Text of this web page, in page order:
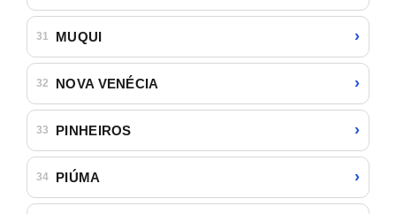
31 MUQUI ›
32 NOVA VENÉCIA ›
33 PINHEIROS ›
34 PIÚMA ›